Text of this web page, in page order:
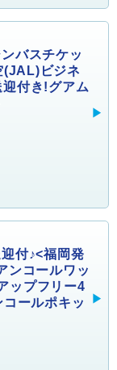
バスチケッ
(JAL)ビジネ
迎付き!グアム
付♪<福岡発
ンコールワッ
ップフリー4
コールポキッ